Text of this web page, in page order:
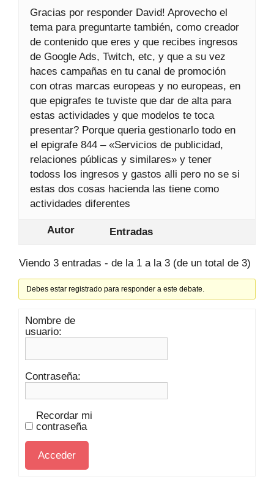
Gracias por responder David! Aprovecho el
tema para preguntarte también, como creador
de contenido que eres y que recibes ingresos
de Google Ads, Twitch, etc, y que a su vez
haces campañas en tu canal de promoción
con otras marcas europeas y no europeas, en
que epigrafes te tuviste que dar de alta para
estas actividades y que modelos te toca
presentar? Porque queria gestionarlo todo en
el epigrafe 844 – «Servicios de publicidad,
relaciones públicas y similares» y tener
todoss los ingresos y gastos alli pero no se si
estas dos cosas hacienda las tiene como
actividades diferentes
Autor Entradas
Viendo 3 entradas - de la 1 a la 3 (de un total de 3)
Debes estar registrado para responder a este debate.
Nombre de
usuario:
Contraseña:
Recordar mi
contraseña
Acceder